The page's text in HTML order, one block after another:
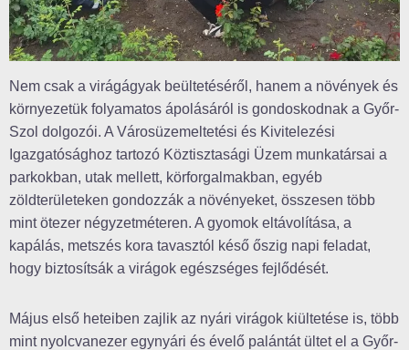
Nem csak a virágágyak beültetéséről, hanem a növények és
környezetük folyamatos ápolásáról is gondoskodnak a Győr-
Szol dolgozói. A Városüzemeltetési és Kivitelezési
Igazgatósághoz tartozó Köztisztasági Üzem munkatársai a
parkokban, utak mellett, körforgalmakban, egyéb
zöldterületeken gondozzák a növényeket, összesen több
mint ötezer négyzetméteren. A gyomok eltávolítása, a
kapálás, metszés kora tavasztól késő őszig napi feladat,
hogy biztosítsák a virágok egészséges fejlődését.
Május első heteiben zajlik az nyári virágok kiültetése is, több
mint nyolcvanezer egynyári és évelő palántát ültet el a Győr-